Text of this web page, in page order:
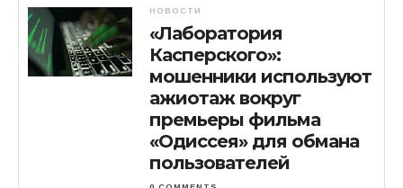
НОВОСТИ
«Лаборатория
Касперского»:
мошенники используют
ажиотаж вокруг
премьеры фильма
«Одиссея» для обмана
пользователей